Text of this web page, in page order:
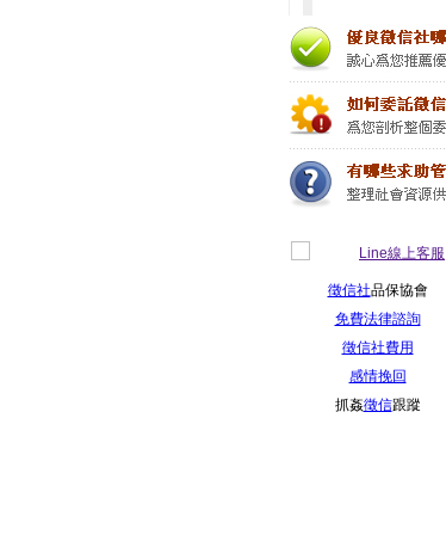
徵信社品保協會
免費法律諮詢
徵信社費用
感情挽回
抓姦徵信跟蹤